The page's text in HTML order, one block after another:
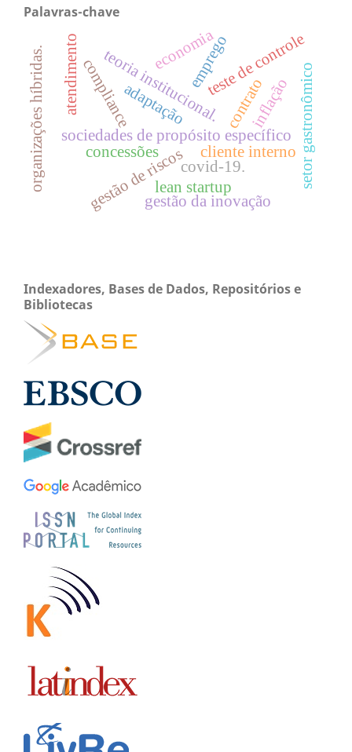
Palavras-chave
covid-19.
concessões
sociedades de propósito específico
organizações híbridas. teoria institucional.teste de controle
gestão de riscos
compliance
lean startup
gestão da inovação
setor gastronômico
adaptação
atendimento economia
emprego
contratoinflação
cliente interno
Indexadores, Bases de Dados, Repositórios e
Bibliotecas